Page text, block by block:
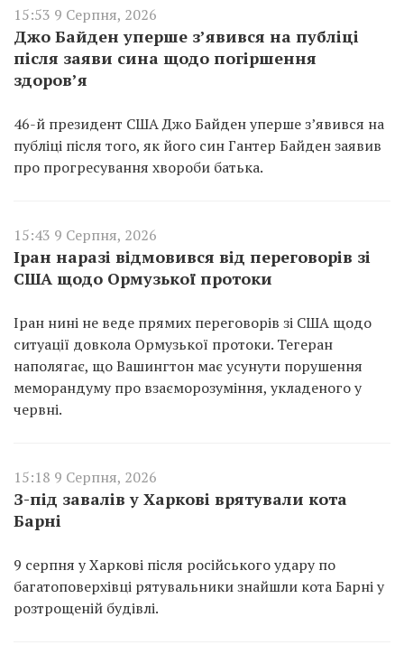
15:53 9 Серпня, 2026
Джо Байден уперше з’явився на публіці
після заяви сина щодо погіршення
здоров’я
46-й президент США Джо Байден уперше з’явився на
публіці після того, як його син Гантер Байден заявив
про прогресування хвороби батька.
15:43 9 Серпня, 2026
Іран наразі відмовився від переговорів зі
США щодо Ормузької протоки
Іран нині не веде прямих переговорів зі США щодо
ситуації довкола Ормузької протоки. Тегеран
наполягає, що Вашингтон має усунути порушення
меморандуму про взаєморозуміння, укладеного у
червні.
15:18 9 Серпня, 2026
З-під завалів у Харкові врятували кота
Барні
9 серпня у Харкові після російського удару по
багатоповерхівці рятувальники знайшли кота Барні у
розтрощеній будівлі.